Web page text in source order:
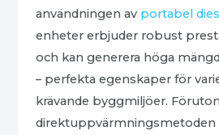
användningen av portabel
enheter erbjuder robust
och kan generera höga
– perfekta egenskaper för
krävande byggmiljöer.
direktuppvärmningsmetoden